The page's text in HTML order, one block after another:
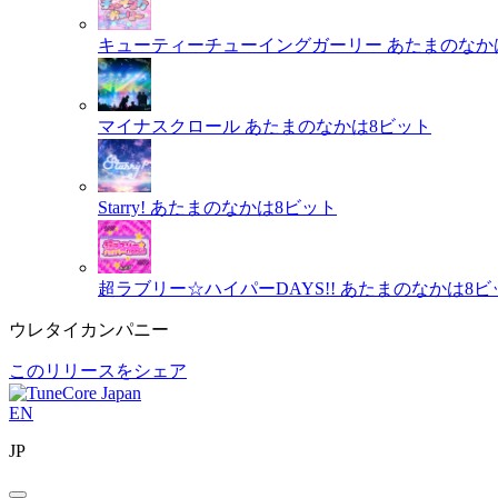
キューティーチューイングガーリー あたまのなか
マイナスクロール あたまのなかは8ビット
Starry! あたまのなかは8ビット
超ラブリー☆ハイパーDAYS!! あたまのなかは8ビ
ウレタイカンパニー
このリリースをシェア
EN
JP